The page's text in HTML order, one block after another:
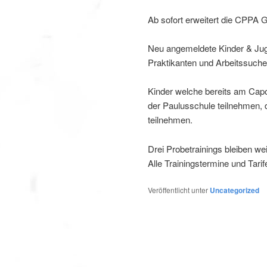
Ab sofort erweitert die CPPA
Neu angemeldete Kinder &
Praktikanten und
Kinder welche bereits am
der Paulusschule teilnehmen,
teilnehmen.
Drei Probetrainings bleiben
Alle Trainingstermine und
Veröffentlicht unter Uncategorized